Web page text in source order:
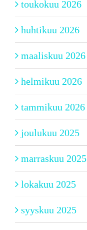
toukokuu 2026
huhtikuu 2026
maaliskuu 2026
helmikuu 2026
tammikuu 2026
joulukuu 2025
marraskuu 2025
lokakuu 2025
syyskuu 2025